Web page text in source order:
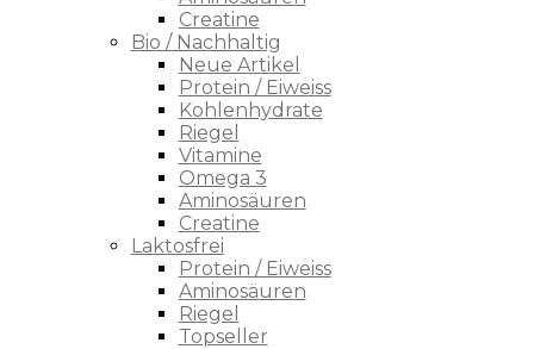
Creatine
Bio / Nachhaltig
Neue Artikel
Protein / Eiweiss
Kohlenhydrate
Riegel
Vitamine
Omega 3
Aminosäuren
Creatine
Laktosfrei
Protein / Eiweiss
Aminosäuren
Riegel
Topseller